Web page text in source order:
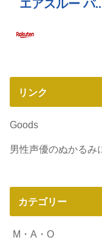
リンク
Goods
男性声優のぬかるみ
カテゴリー
M・A・O